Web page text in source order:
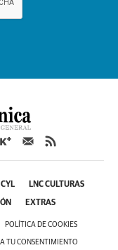
CYL LNC CULTURAS
EXTRAS
POLÍTICA DE COOKIES
TU CONSENTIMIENTO